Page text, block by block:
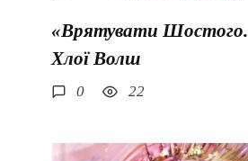
«Врятувати Шостого.
Хлої Волш
0 22